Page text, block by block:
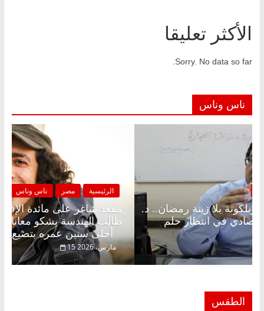
الأكثر تعليقا
Sorry. No data so far.
ناس وناس
أحلى سنين عمره بتضيع في السجن
الرئيسية مصر
مقعد شاغر على الإفطار وبلكونة بلا زينة رمضان.. د.
عبدالخالق فاروق خبير اقتصادي في انتظار حلم
الحرية ولمة الحبايب
22 فبراير، 2026
الطقس